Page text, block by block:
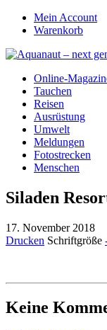
Mein Account
Warenkorb
Online-
Tauchen
Reisen
Ausrüstung
Umwelt
Meldungen
Fotostrecken
Menschen
Siladen
17. November 2018
Drucken Schriftgröße
Keine